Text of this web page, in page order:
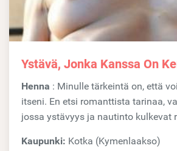
Ystävä, Jonka Kanssa On
Henna : Minulle tärkeintä on, että
itseni. En etsi romanttista tarinaa,
jossa ystävyys ja nautinto kulkevat
Kaupunki: Kotka (Kymenlaakso)